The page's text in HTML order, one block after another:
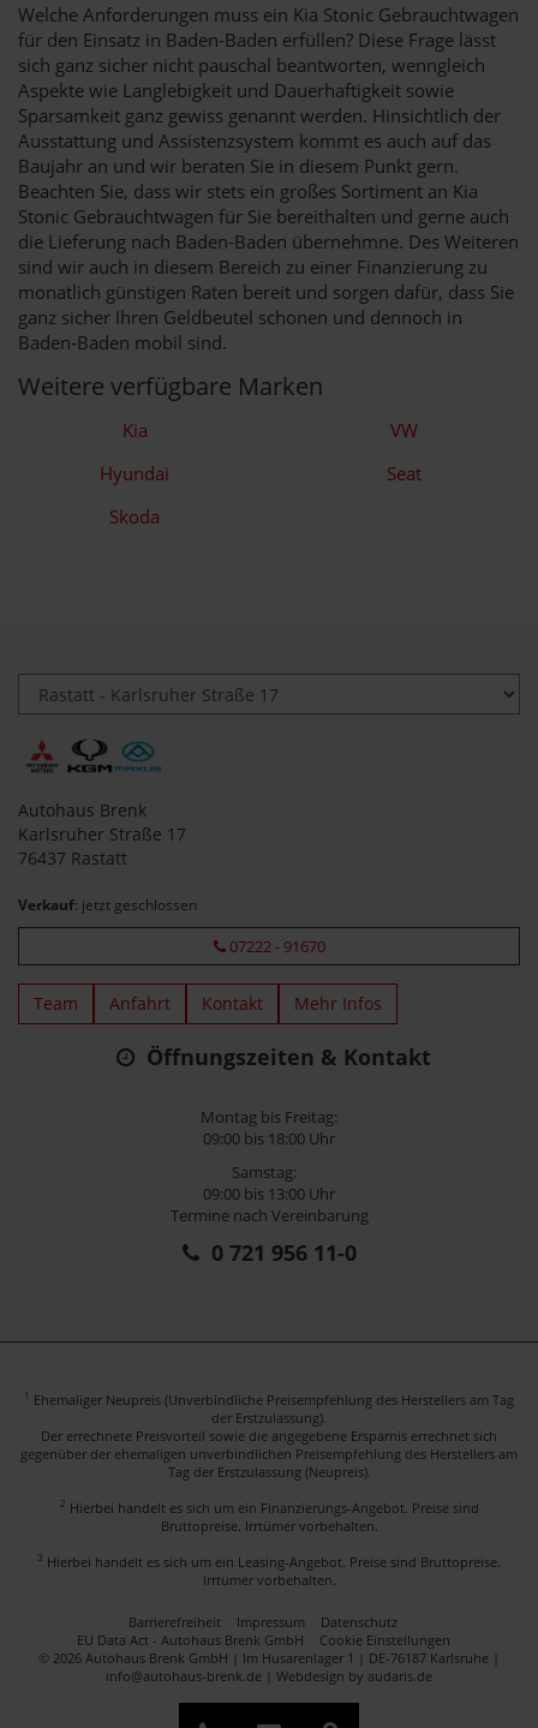
Welche Anforderungen muss ein Kia Stonic Gebrauchtwagen
für den Einsatz in Baden-Baden erfüllen? Diese Frage lässt
sich ganz sicher nicht pauschal beantworten, wenngleich
Aspekte wie Langlebigkeit und Dauerhaftigkeit sowie
Sparsamkeit ganz gewiss genannt werden. Hinsichtlich der
Ausstattung und Assistenzsystem kommt es auch auf das
Baujahr an und wir beraten Sie in diesem Punkt gern.
Beachten Sie, dass wir stets ein großes Sortiment an Kia
Stonic Gebrauchtwagen für Sie bereithalten und gerne auch
die Lieferung nach Baden-Baden übernehmne. Des Weiteren
sind wir auch in diesem Bereich zu einer Finanzierung zu
monatlich günstigen Raten bereit und sorgen dafür, dass Sie
ganz sicher Ihren Geldbeutel schonen und dennoch in
Baden-Baden mobil sind.
Weitere verfügbare Marken
Kia
VW
Hyundai
Seat
Skoda
Autohaus Brenk
Karlsruher Straße 17
76437 Rastatt
Verkauf: jetzt geschlossen
07222 - 91670
Team Anfahrt Kontakt Mehr Infos
Öffnungszeiten & Kontakt
Montag bis Freitag:
09:00 bis 18:00 Uhr
Samstag:
09:00 bis 13:00 Uhr
Termine nach Vereinbarung
0 721 956 11-0
1 Ehemaliger Neupreis (Unverbindliche Preisempfehlung des Herstellers am Tag
der Erstzulassung).
Der errechnete Preisvorteil sowie die angegebene Ersparnis errechnet sich
gegenüber der ehemaligen unverbindlichen Preisempfehlung des Herstellers am
Tag der Erstzulassung (Neupreis).
2 Hierbei handelt es sich um ein Finanzierungs-Angebot. Preise sind
Bruttopreise. Irrtümer vorbehalten.
3 Hierbei handelt es sich um ein Leasing-Angebot. Preise sind Bruttopreise.
Irrtümer vorbehalten.
Barrierefreiheit Impressum
Datenschutz
EU Data Act - Autohaus Brenk GmbH
Cookie Einstellungen
© 2026 Autohaus Brenk GmbH | Im Husarenlager 1 | DE-76187 Karlsruhe |
info@autohaus-brenk.de | Webdesign by audaris.de